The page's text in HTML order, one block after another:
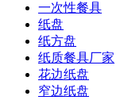
一次性餐具
纸盘
纸方盘
纸质餐具厂家
花边纸盘
窄边纸盘